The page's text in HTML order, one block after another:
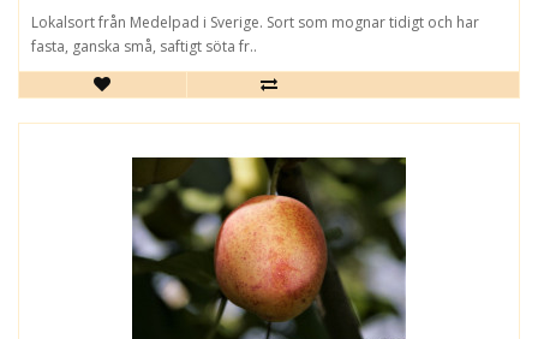
Lokalsort från Medelpad i Sverige. Sort som mognar tidigt och har
fasta, ganska små, saftigt söta fr..